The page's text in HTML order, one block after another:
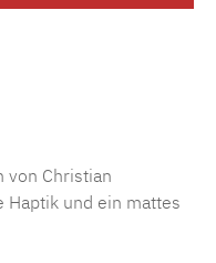
von Christian
Haptik und ein mattes